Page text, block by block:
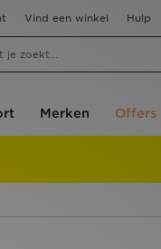
Vind een winkel Hulp
Merken Offers